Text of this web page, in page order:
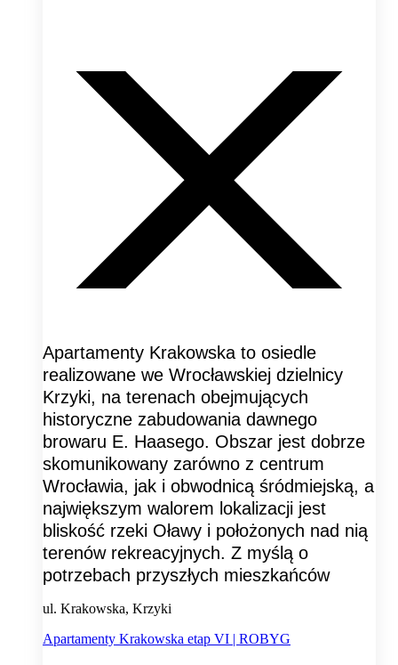
Apartamenty Krakowska to osiedle
realizowane we Wrocławskiej dzielnicy
Krzyki, na terenach obejmujących
historyczne zabudowania dawnego
browaru E. Haasego. Obszar jest dobrze
skomunikowany zarówno z centrum
Wrocławia, jak i obwodnicą śródmiejską, a
największym walorem lokalizacji jest
bliskość rzeki Oławy i położonych nad nią
terenów rekreacyjnych. Z myślą o
potrzebach przyszłych mieszkańców
ul. Krakowska, Krzyki
Apartamenty Krakowska etap VI | ROBYG